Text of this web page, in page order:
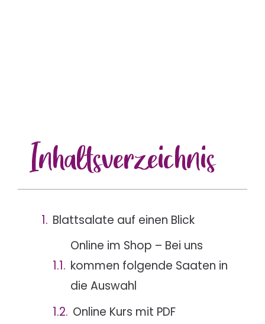
Inhaltsverzeichnis
Blattsalate auf einen Blick
Online im Shop – Bei uns
kommen folgende Saaten in
die Auswahl
Online Kurs mit PDF